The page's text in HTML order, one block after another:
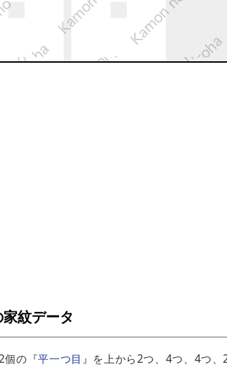
家紋データ
個の『平一つ目 』を上から2つ、4つ、4つ